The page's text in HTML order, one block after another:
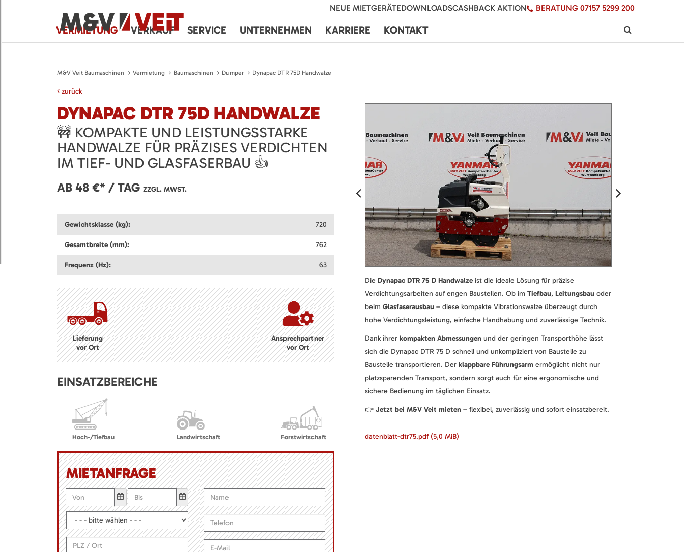
NEUE MIETGERÄTEDOWNLOADSCASHBACK AKTION BERATUNG 07157 5299 200
VERMIETUNG VERKAUF SERVICE UNTERNEHMEN KARRIERE KONTAKT
M&V Veit Baumaschinen Vermietung Baumaschinen Dumper Dynapac DTR 75D Handwalze
zurück
DYNAPAC DTR 75D HANDWALZE
🚧 KOMPAKTE UND LEISTUNGSSTARKE
HANDWALZE FÜR PRÄZISES VERDICHTEN
IM TIEF- UND GLASFASERBAU 👍
AB 48 €* / TAG ZZGL. MWST.
Gewichtsklasse (kg): 720
Gesamtbreite (mm): 762
Frequenz (Hz): 63
Lieferung
vor Ort
Ansprechpartner
vor Ort
EINSATZBEREICHE
Hoch-/Tiefbau Landwirtschaft Forstwirtschaft
MIETANFRAGE
Die Dynapac DTR 75 D Handwalzeist die ideale Lösung für präzise
Verdichtungsarbeiten auf engen Baustellen. Ob im Tiefbau, Leitungsbau oder
beim Glasfaserausbau – diese kompakte Vibrationswalze überzeugt durch
hohe Verdichtungsleistung, einfache Handhabung und zuverlässige Technik.
Dank ihrer kompakten Abmessungen und der geringen Transporthöhe lässt
sich die Dynapac DTR 75 D schnell und unkompliziert von Baustelle zu
Baustelle transportieren. Der klappbare Führungsarm ermöglicht nicht nur
platzsparenden Transport, sondern sorgt auch für eine ergonomische und
sichere Bedienung im täglichen Einsatz.
👉 Jetzt bei M&V Veit mieten – flexibel, zuverlässig und sofort einsatzbereit.
datenblatt-dtr75.pdf (5,0 MiB)